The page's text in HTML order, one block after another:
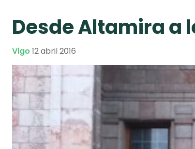
Desde Altamira a
Vigo 12 abril 2016